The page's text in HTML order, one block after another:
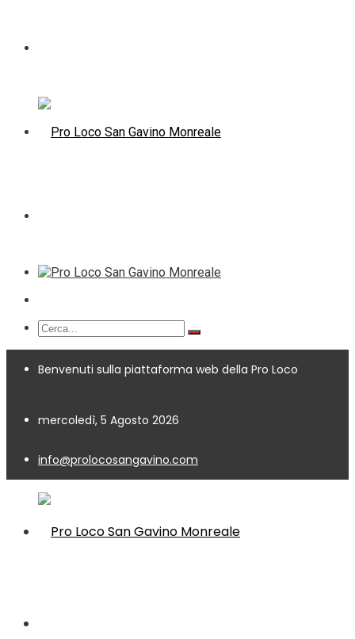
Benvenuti sulla piattaforma web della Pro Loco
mercoledì, 5 Agosto 2026
info@prolocosangavino.com